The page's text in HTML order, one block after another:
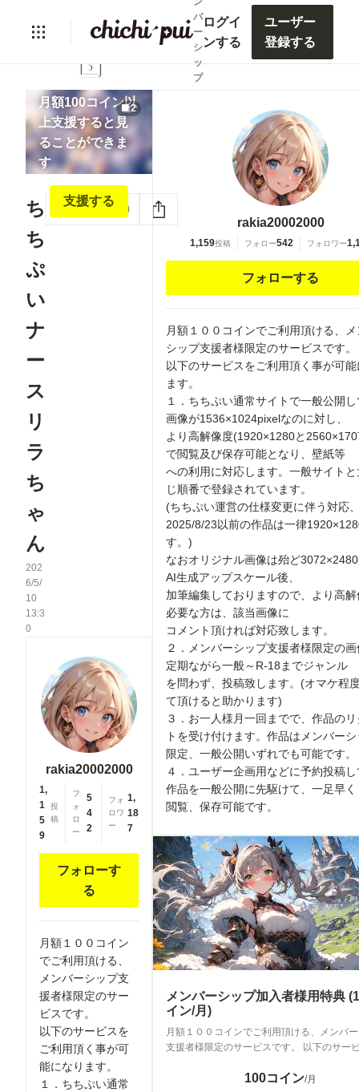
バ
ー
シ
ッ
プ
ログイ
ンする
ユーザー
登録する
lock
月額100コイン以
上支援すると見
ることができま
す
支援する
2
ち
ち
ぷ
い
ナ
ー
ス
リ
ラ
ち
ゃ
ん
202
6/5/
10
13:3
0
いいね 0
rakia20002000
1,
1
5
9
投
稿
フ
ォ
ロ
ー
5
4
2
フォ
ロワ
ー
1,
18
7
フォローす
る
月額１００コイン
でご利用頂ける、
メンバーシップ支
援者様限定のサー
ビスです。
以下のサービスを
ご利用頂く事が可
能になります。
１．ちちぷい通常
rakia20002000
1,159投稿 フォロー542 フォロワー
フォローする
月額１００コインでご利用頂ける、
シップ支援者様限定のサービスです。
以下のサービスをご利用頂く事が可
ます。
１．ちちぷい通常サイトで一般公開
画像が1536×1024pixelなのに対し、
より高解像度(1920×1280と
で閲覧及び保存可能となり、壁紙等
への利用に対応します。一般サイト
じ順番で登録されています。
(ちちぷい運営の仕様変更に伴う対応
2025/8/23以前の作品は一律
す。)
なおオリジナル画像は殆ど
AI生成アップスケール後、
加筆編集しておりますので、より高
必要な方は、該当画像に
コメント頂ければ対応致します。
２．メンバーシップ支援者様限定の
定期ながら一般～R-18までジャンル
を問わず、投稿致します。(オマケ程
て頂けると助かります)
３．お一人様月一回までで、作品の
トを受け付けます。作品はメンバー
限定、一般公開いずれでも可能です
４．ユーザー企画用などに予約投稿
作品を一般公開に先駆けて、一足早く
閲覧、保存可能です。
メンバーシップ加入者様用特典
イン/月)
月額１００コインでご利用頂ける、メンバ
支援者様限定のサービスです。 以下のサー
で公開されている全画像(最大横1200pixel)
100コイン/月